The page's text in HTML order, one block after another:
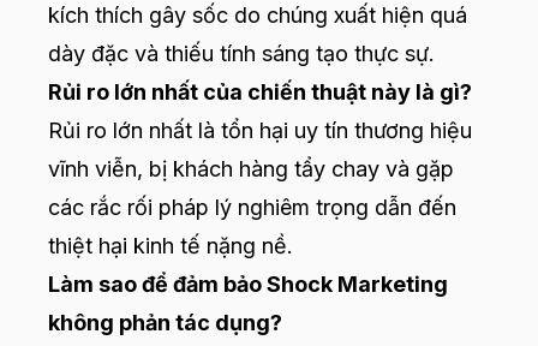
kích thích gây sốc do chúng xuất hiện quá
dày đặc và thiếu tính sáng tạo thực sự.
Rủi ro lớn nhất của chiến thuật này là gì?
Rủi ro lớn nhất là tổn hại uy tín thương hiệu
vĩnh viễn, bị khách hàng tẩy chay và gặp
các rắc rối pháp lý nghiêm trọng dẫn đến
thiệt hại kinh tế nặng nề.
Làm sao để đảm bảo Shock Marketing
không phản tác dụng?